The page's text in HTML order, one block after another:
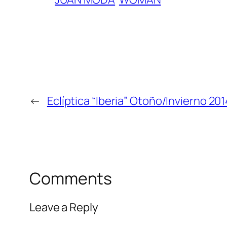
← Eclíptica “Iberia” Otoño/Invierno
Comments
Leave a Reply